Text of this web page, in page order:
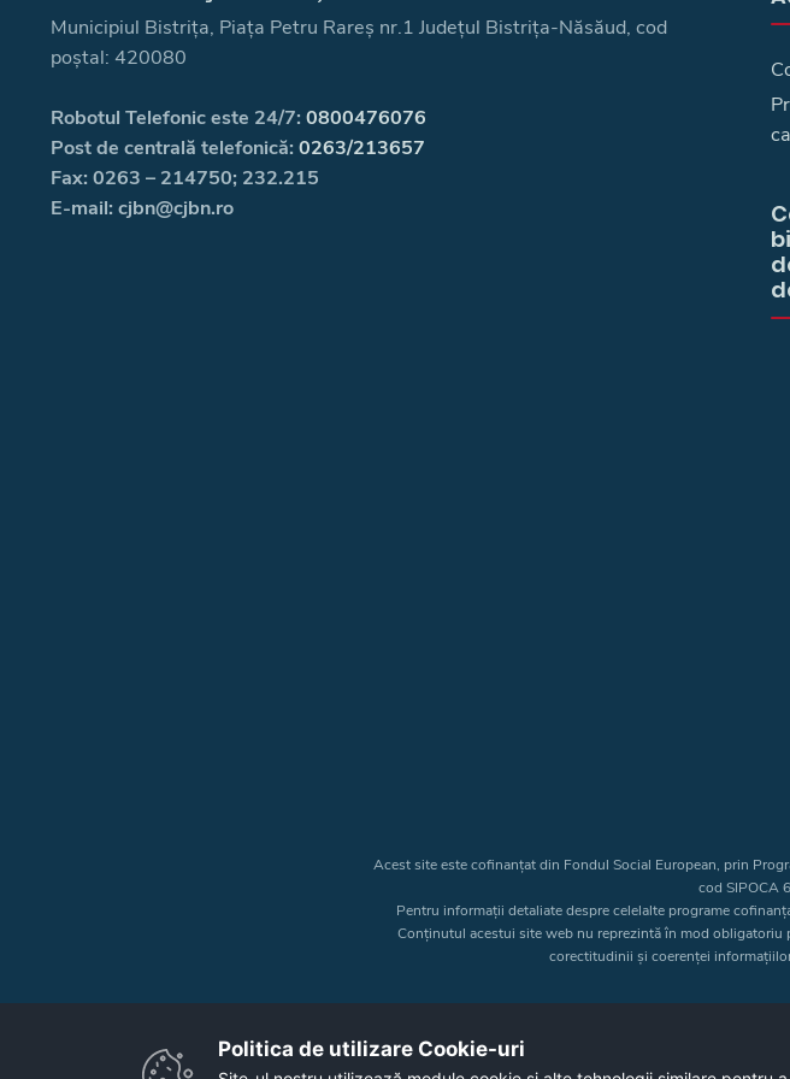
Municipiul Bistrița, Piața Petru Rareș nr.1 Județul Bistrița-Năsăud, cod
poștal: 420080
Robotul Telefonic este 24/7: 0800476076
Post de centrală telefonică: 0263/213657
Fax: 0263 – 214750; 232.215
E-mail: cjbn@cjbn.ro
Acest site este cofinanțat din Fondul Social European, prin
cod SIPOCA
Pentru informații detaliate despre celelalte programe
Conținutul acestui site web nu reprezintă în mod
corectitudinii și coerenței
Copyright © 2026 -
Politica de utilizare Cookie-uri‎